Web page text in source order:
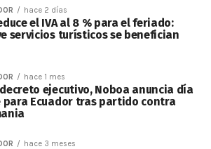
hace 2 días
el IVA al 8 % para el feriado:
servicios turísticos se benefician
hace 1 mes
ejecutivo, Noboa anuncia día
para Ecuador tras partido contra
hace 3 meses